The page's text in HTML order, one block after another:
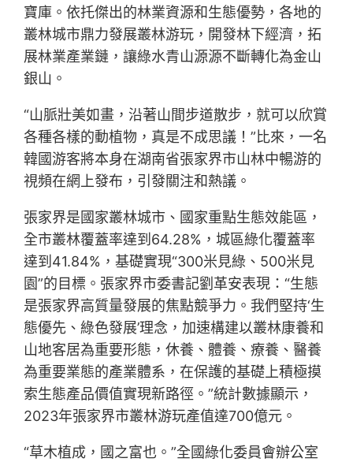
寶庫。依托傑出的林業資源和生態優勢，各地的
叢林城市鼎力發展叢林游玩，開發林下經濟，拓
展林業產業鏈，讓綠水青山源源不斷轉化為金山
銀山。
“山脈壯美如畫，沿著山間步道散步，就可以欣賞
各種各樣的動植物，真是不成思議！”比來，一名
韓國游客將本身在湖南省張家界市山林中暢游的
視頻在網上發布，引發關注和熱議。
張家界是國家叢林城市、國家重點生態效能區，
全市叢林覆蓋率達到64.28%，城區綠化覆蓋率
達到41.84%，基礎實現“300米見綠、500米見
園”的目標。張家界市委書記劉革安表現：“生態
是張家界高質量發展的焦點競爭力。我們堅持‘生
態優先、綠色發展’理念，加速構建以叢林康養和
山地客居為重要形態，休養、體養、療養、醫養
為重要業態的產業體系，在保護的基礎上積極摸
索生態產品價值實現新路徑。”統計數據顯示，
2023年張家界市叢林游玩產值達700億元。
“草木植成，國之富也。”全國綠化委員會辦公室